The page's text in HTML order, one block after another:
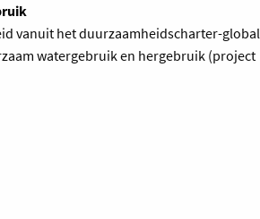
vanuit het duurzaamheidscharter-
watergebruik en hergebruik (project